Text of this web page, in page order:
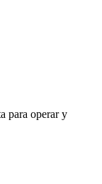
para operar y